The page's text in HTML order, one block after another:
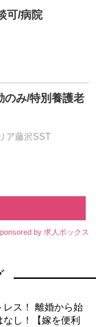
可/病院
のみ/特別養護老
ア藤沢SST
by 求人ボックス
レス！ 離婚から始
し！【嫁を便利